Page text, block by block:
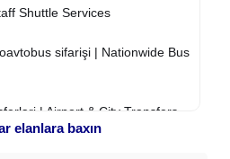
Shuttle Services
sifarişi | Nationwide Bus
| Airport & City Transfers
elanlara baxın